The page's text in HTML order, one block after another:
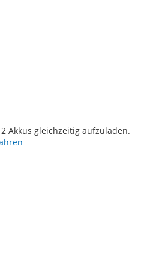
Akkus gleichzeitig aufzuladen.